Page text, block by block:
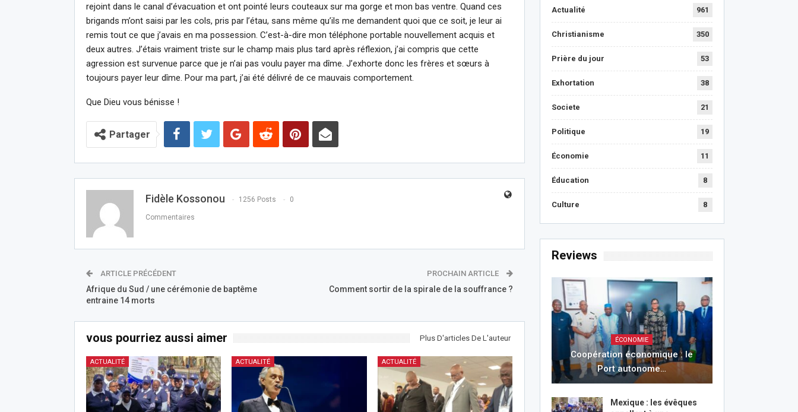
rejoint dans le canal d’évacuation et ont pointé leurs couteaux sur ma gorge et mon bas ventre. Quand ces
brigands m’ont saisi par les cols, pris par l’étau, sans même qu’ils me demandent quoi que ce soit, je leur ai
remis tout ce que j’avais en ma possession. C’est-à-dire mon téléphone portable nouvellement acquis et
deux autres. J’étais vraiment triste sur le champ mais plus tard après réflexion, j’ai compris que cette
agression est survenue parce que je n’ai pas voulu payer ma dîme. J’exhorte donc les frères et sœurs à
toujours payer leur dîme. Pour ma part, j’ai été délivré de ce mauvais comportement.
Que Dieu vous bénisse !
Partager
Fidèle Kossonou 1256 Posts 0
Commentaires
ARTICLE PRÉCÉDENT
Afrique du Sud / une cérémonie de baptême
entraine 14 morts
PROCHAIN ARTICLE
Comment sortir de la spirale de la souffrance ?
vous pourriez aussi aimer Plus D'articles De L'auteur
ACTUALITÉ ACTUALITÉ ACTUALITÉ
Actualité 961
Christianisme 350
Prière du jour 53
Exhortation 38
Societe 21
Politique 19
Économie 11
Éducation 8
Culture 8
Reviews
ÉCONOMIE
Coopération économique : le
Port autonome…
Mexique : les évêques